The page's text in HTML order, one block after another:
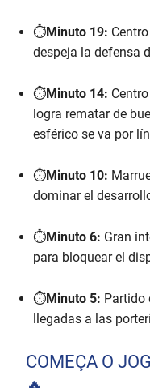
⏱️Minuto 19:
despeja la defensa
⏱️Minuto 14:
logra rematar de
esférico se va por
⏱️Minuto 10:
dominar el
⏱️Minuto 6: Gran
para bloquear el
⏱️Minuto 5: Partido
llegadas a las
COMEÇA O